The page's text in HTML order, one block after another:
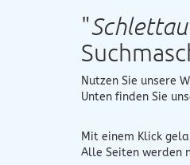
"
Nutzen Sie unsere
Unten finden Sie
Mit einem Klick
Alle Seiten werden